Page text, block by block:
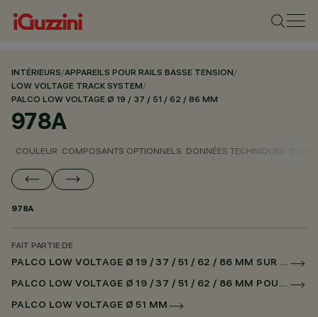
INTÉRIEURS/APPAREILS POUR RAILS BASSE TENSION/
LOW VOLTAGE TRACK SYSTEM/
PALCO LOW VOLTAGE Ø 19 / 37 / 51 / 62 / 86 MM
978A
COULEUR COMPOSANTS OPTIONNELS DONNÉES TECHNIQUES
978A
FAIT PARTIE DE
PALCO LOW VOLTAGE Ø 19 / 37 / 51 / 62 / 86 MM SUR RAIL LOW VOLTAGE DALI POWERLINE
PALCO LOW VOLTAGE Ø 19 / 37 / 51 / 62 / 86 MM POUR SUPERRAIL DALI POWERLINE
PALCO LOW VOLTAGE Ø 51 MM